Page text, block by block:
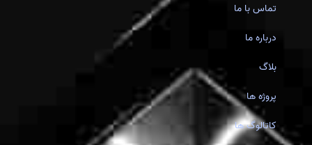
تماس با ما
درباره ما
بلاگ
پروژه ها
کاتالوگ ها